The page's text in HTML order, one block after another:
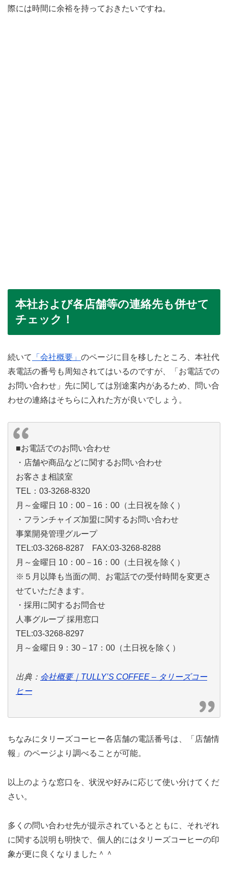
際には時間に余裕を持っておきたいですね。
本社および各店舗等の連絡先も併せて
チェック！
続いて 「会社概要」 のページに目を移したところ、本社代
表電話の番号も周知されてはいるのですが、「お電話での
お問い合わせ」先に関しては別途案内があるため、問い合
わせの連絡はそちらに入れた方が良いでしょう。
■お電話でのお問い合わせ
・店舗や商品などに関するお問い合わせ
お客さま相談室
TEL：03-3268-8320
月～金曜日 10：00－16：00（土日祝を除く）
・フランチャイズ加盟に関するお問い合わせ
事業開発管理グループ
TEL:03-3268-8287 FAX:03-3268-8288
月～金曜日 10：00－16：00（土日祝を除く）
※５月以降も当面の間、お電話での受付時間を変更さ
せていただきます。
・採用に関するお問合せ
人事グループ 採用窓口
TEL:03-3268-8297
月～金曜日 9：30－17：00（土日祝を除く）
出典： 会社概要｜TULLY’S COFFEE – タリーズコー
ヒー
ちなみにタリーズコーヒー各店舗の電話番号は、「店舗情
報」のページより調べることが可能。
以上のような窓口を、状況や好みに応じて使い分けてくだ
さい。
多くの問い合わせ先が提示されているとともに、それぞれ
に関する説明も明快で、個人的にはタリーズコーヒーの印
象が更に良くなりました＾＾